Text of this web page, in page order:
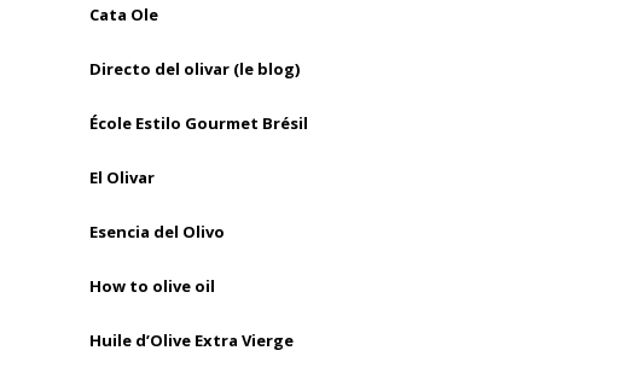
Cata Ole
Directo del olivar (le blog)
École Estilo Gourmet Brésil
El Olivar
Esencia del Olivo
How to olive oil
Huile d’Olive Extra Vierge